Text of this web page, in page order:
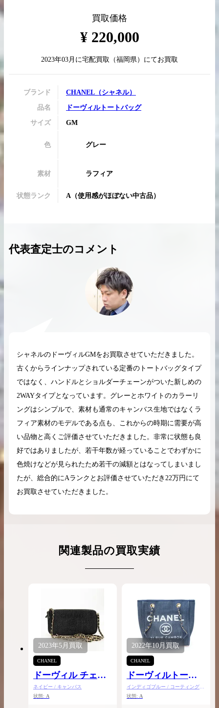
買取実績はこちらから
高く売るためのポイントを徹底解説
バーキン相場解説
取相場や高く売れ
ケリー相場解
コラムをさらにみる
買取価格
¥ 220,000
2023年03月 に宅配買取 （福岡県）にてお買取
ブランド CHANEL （シャネル）
品名 ドーヴィルトートバッグ
サイズ GM
色 グレー
素材 ラフィア
状態ランク A （使用感がほぼない中古品）
代表査定士のコメント
シャネルのドーヴィルGMをお買取させていただきました。
古くからラインナップされている定番のトートバッグタイプ
ではなく、ハンドルとショルダーチェーンがついた新しめの
2WAYタイプとなっています。グレーとホワイトのカラーリ
ングはシンプルで、素材も通常のキャンバス生地ではなくラ
フィア素材のモデルである点も、これからの時期に需要が高
い品物と高くご評価させていただきました。非常に状態も良
好ではありましたが、若干年数が経っていることでわずかに
色焼けなどが見られたため若干の減額とはなってしまいまし
たが、総合的にAランクとお評価させていただき22万円にて
お買取させていただきました。
関連製品の買取実績
2023年5月 買取
CHANEL
ドーヴィル チェー
ンウォレット
ネイビー / キャンバス
状態: A
2022年10月買取
CHANEL
ドーヴィルトート
バッグPM
インディゴブルー / コーティングキ
ャンバス
状態: A